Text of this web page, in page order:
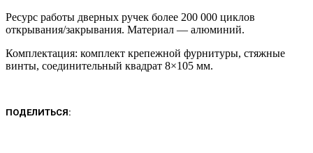
Ресурс работы дверных ручек более 200 000 циклов
открывания/закрывания. Материал — алюминий.
Комплектация: комплект крепежной фурнитуры, стяжные
винты, соединительный квадрат 8×105 мм.
ПОДЕЛИТЬСЯ: